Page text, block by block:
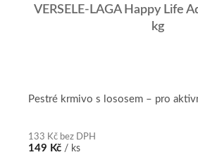
VERSELE-LAGA Happy Life
kg
133 Kč bez DPH
149 Kč / ks
Pestré krmivo s lososem – pro